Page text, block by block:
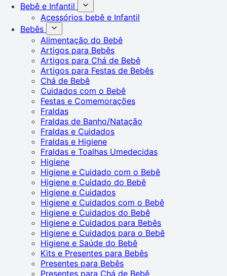
Bebê e Infantil
Acessórios bebê e Infantil
Bebês
Alimentação do Bebê
Artigos para Bebês
Artigos para Chá de Bebê
Artigos para Festas de Bebês
Chá de Bebê
Cuidados com o Bebê
Festas e Comemorações
Fraldas
Fraldas de Banho/Natação
Fraldas e Cuidados
Fraldas e Higiene
Fraldas e Toalhas Umedecidas
Higiene
Higiene e Cuidado com o Bebê
Higiene e Cuidado do Bebê
Higiene e Cuidados
Higiene e Cuidados com o Bebê
Higiene e Cuidados do Bebê
Higiene e Cuidados para Bebês
Higiene e Cuidados para o Bebê
Higiene e Saúde do Bebê
Kits e Presentes para Bebês
Presentes para Bebês
Presentes para Chá de Bebê